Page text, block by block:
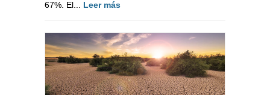
67%. El... Leer más